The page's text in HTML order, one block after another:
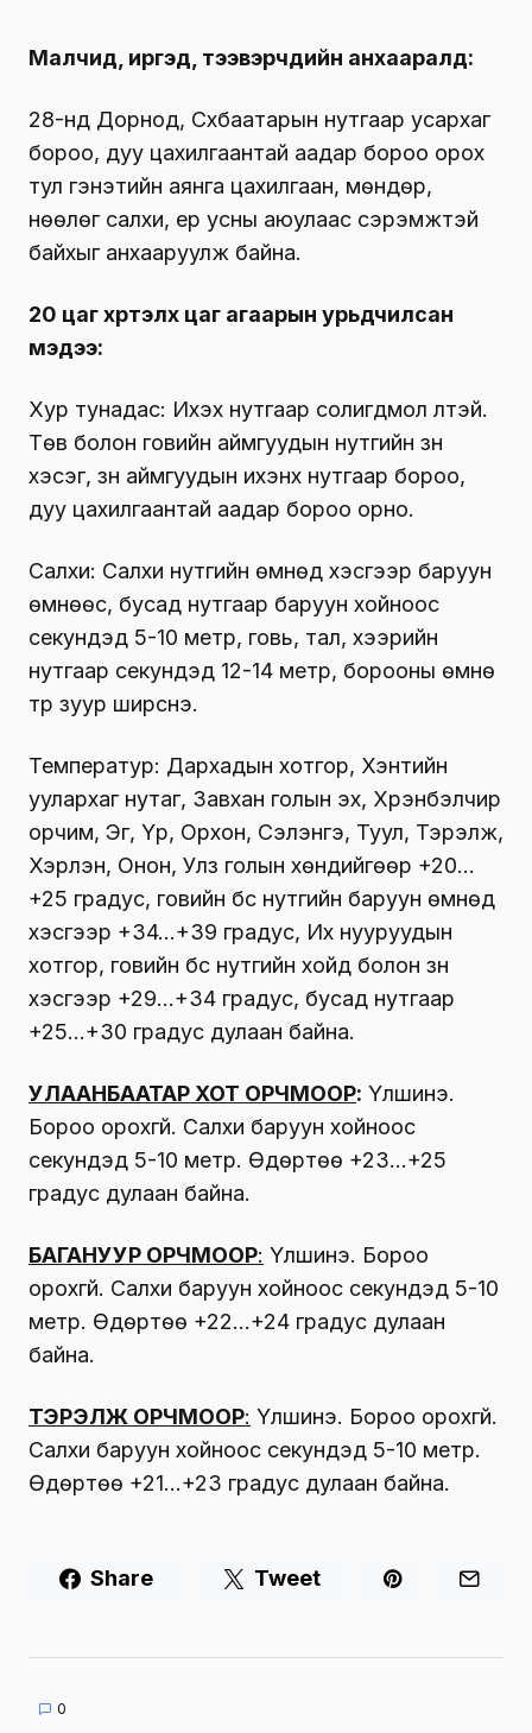
Малчид, иргэд, тээвэрчдийн анхааралд:
28-нд Дорнод, Сүхбаатарын нутгаар усархаг
бороо, дуу цахилгаантай аадар бороо орох
тул гэнэтийн аянга цахилгаан, мөндөр,
нөөлөг салхи, үер усны аюулаас сэрэмжтэй
байхыг анхааруулж байна.
20 цаг хүртэлх цаг агаарын урьдчилсан
мэдээ:
Хур тунадас: Ихэх нутгаар солигдмол үүлтэй.
Төв болон говийн аймгуудын нутгийн зүүн
хэсэг, зүүн аймгуудын ихэнх нутгаар бороо,
дуу цахилгаантай аадар бороо орно.
Салхи: Салхи нутгийн өмнөд хэсгээр баруун
өмнөөс, бусад нутгаар баруун хойноос
секундэд 5-10 метр, говь, тал, хээрийн
нутгаар секундэд 12-14 метр, борооны өмнө
түр зуур ширүүснэ.
Температур: Дархадын хотгор, Хэнтийн
уулархаг нутаг, Завхан голын эх, Хүрэнбэлчир
орчим, Эг, Үүр, Орхон, Сэлэнгэ, Туул, Тэрэлж,
Хэрлэн, Онон, Улз голын хөндийгөөр +20…
+25 градус, говийн бүс нутгийн баруун өмнөд
хэсгээр +34…+39 градус, Их нууруудын
хотгор, говийн бүс нутгийн хойд болон зүүн
хэсгээр +29…+34 градус, бусад нутгаар
+25…+30 градус дулаан байна.
УЛААНБААТАР ХОТ ОРЧМООР: Үүлшинэ.
Бороо орохгүй. Салхи баруун хойноос
секундэд 5-10 метр. Өдөртөө +23…+25
градус дулаан байна.
БАГАНУУР ОРЧМООР: Үүлшинэ. Бороо
орохгүй. Салхи баруун хойноос секундэд 5-10
метр. Өдөртөө +22…+24 градус дулаан
байна.
ТЭРЭЛЖ ОРЧМООР: Үүлшинэ. Бороо орохгүй.
Салхи баруун хойноос секундэд 5-10 метр.
Өдөртөө +21…+23 градус дулаан байна.
Share Tweet
0